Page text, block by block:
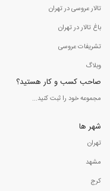
تالار عروسی در تهران
باغ تالار در تهران
تشریفات عروسی
وبلاگ
صاحب کسب و کار هستید؟
مجموعه خود را ثبت کنید...
شهر ها
تهران
مشهد
کرج